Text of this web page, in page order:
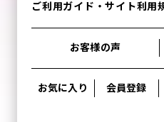
ご利用ガイド・サイト利用
お客様の声
お気に入り 会員登録